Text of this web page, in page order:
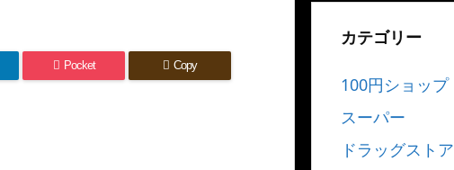
Pocket Copy
カテゴリー
100円ショップ
スーパー
ドラッグストア